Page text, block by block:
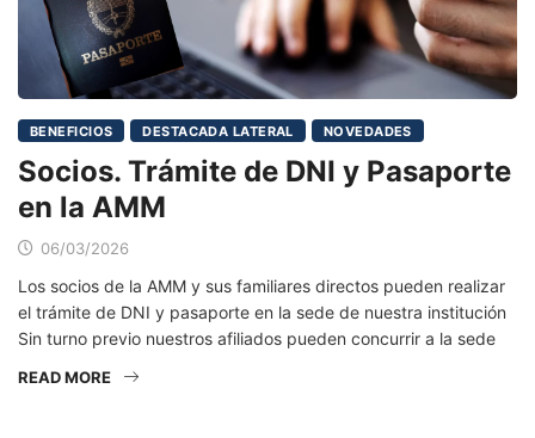
BENEFICIOS DESTACADA LATERAL NOVEDADES
Socios. Trámite de DNI y Pasaporte
en la AMM
06/03/2026
Los socios de la AMM y sus familiares directos pueden realizar
el trámite de DNI y pasaporte en la sede de nuestra institución
Sin turno previo nuestros afiliados pueden concurrir a la sede
READ MORE